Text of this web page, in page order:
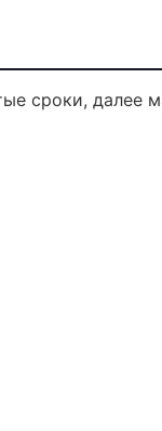
сроки, далее